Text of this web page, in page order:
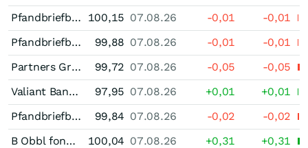
Pfandbriefbank der schweizerischen Hypothekarinstitute Pfandbrief 0,375 % bis 05/27
100,15 07.08.26 -0,01
-0,01
Pfandbriefbank der schweizerischen Hypothekarinstitute Pfandbrief 0,25 % bis 11/26
99,88 07.08.26 -0,01
-0,01
Partners Group Holding Unternehmensanleihe 0,40 % bis 06/27
99,72 07.08.26 -0,05
-0,05
Valiant Bank Pfandbrief 0,00 % bis 07/29
97,95 07.08.26 +0,01
+0,01
Pfandbriefbank der schweizerischen Hypothekarinstitute Pfandbrief 0,00 % bis 06/27
99,84 07.08.26 -0,02
-0,02
B Obbl fond Ist 0,50 % bis 05/28
100,04 07.08.26 +0,31
+0,31